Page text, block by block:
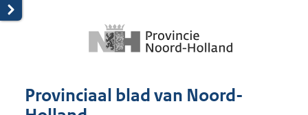
Provinciaal blad van Noord-